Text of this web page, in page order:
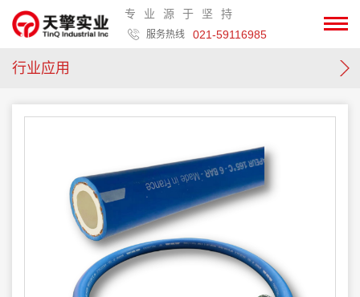
专业源于坚持
服务热线 021-59116985
行业应用